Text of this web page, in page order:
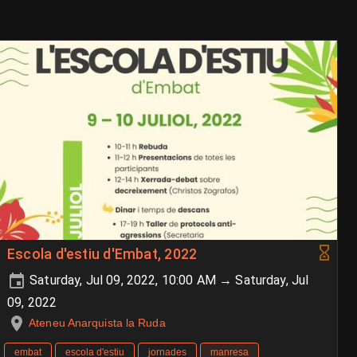
Escola d'estiu d'Embat, 2022
Saturday, Jul 09, 2022, 10:00 AM → Saturday, Jul
09, 2022
Ateneu Anarquista la Ruda
embat escola d'estiu jornades manresa